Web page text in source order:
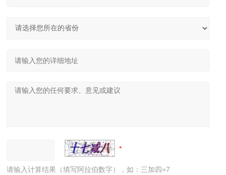
请输入计算结果（填写阿拉伯数字），如：三加四=7